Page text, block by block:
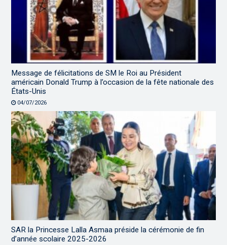
Message de félicitations de SM le Roi au Président
américain Donald Trump à l’occasion de la fête nationale des
États-Unis
04/07/2026
SAR la Princesse Lalla Asmaa préside la cérémonie de fin
d’année scolaire 2025-2026